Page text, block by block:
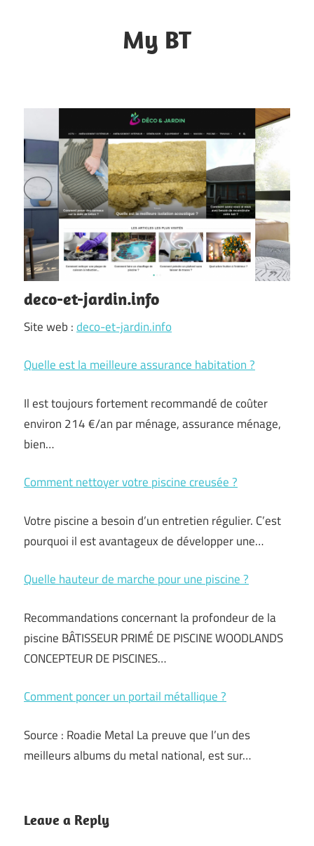
My BT
du
deco-et-jardin.info
Site web :deco-et-jardin.info
Quelle est la meilleure assurance habitation ?
Il est toujours fortement recommandé de coûter
environ 214 €/an par ménage, assurance ménage,
bien…
Comment nettoyer votre piscine creusée ?
Votre piscine a besoin d’un entretien régulier. C’est
pourquoi il est avantageux de développer une…
Quelle hauteur de marche pour une piscine ?
Recommandations concernant la profondeur de la
piscine BÂTISSEUR PRIMÉ DE PISCINE WOODLANDS
CONCEPTEUR DE PISCINES…
Comment poncer un portail métallique ?
Source : Roadie Metal La preuve que l’un des
meilleurs albums du metal national, est sur…
Leave a Reply